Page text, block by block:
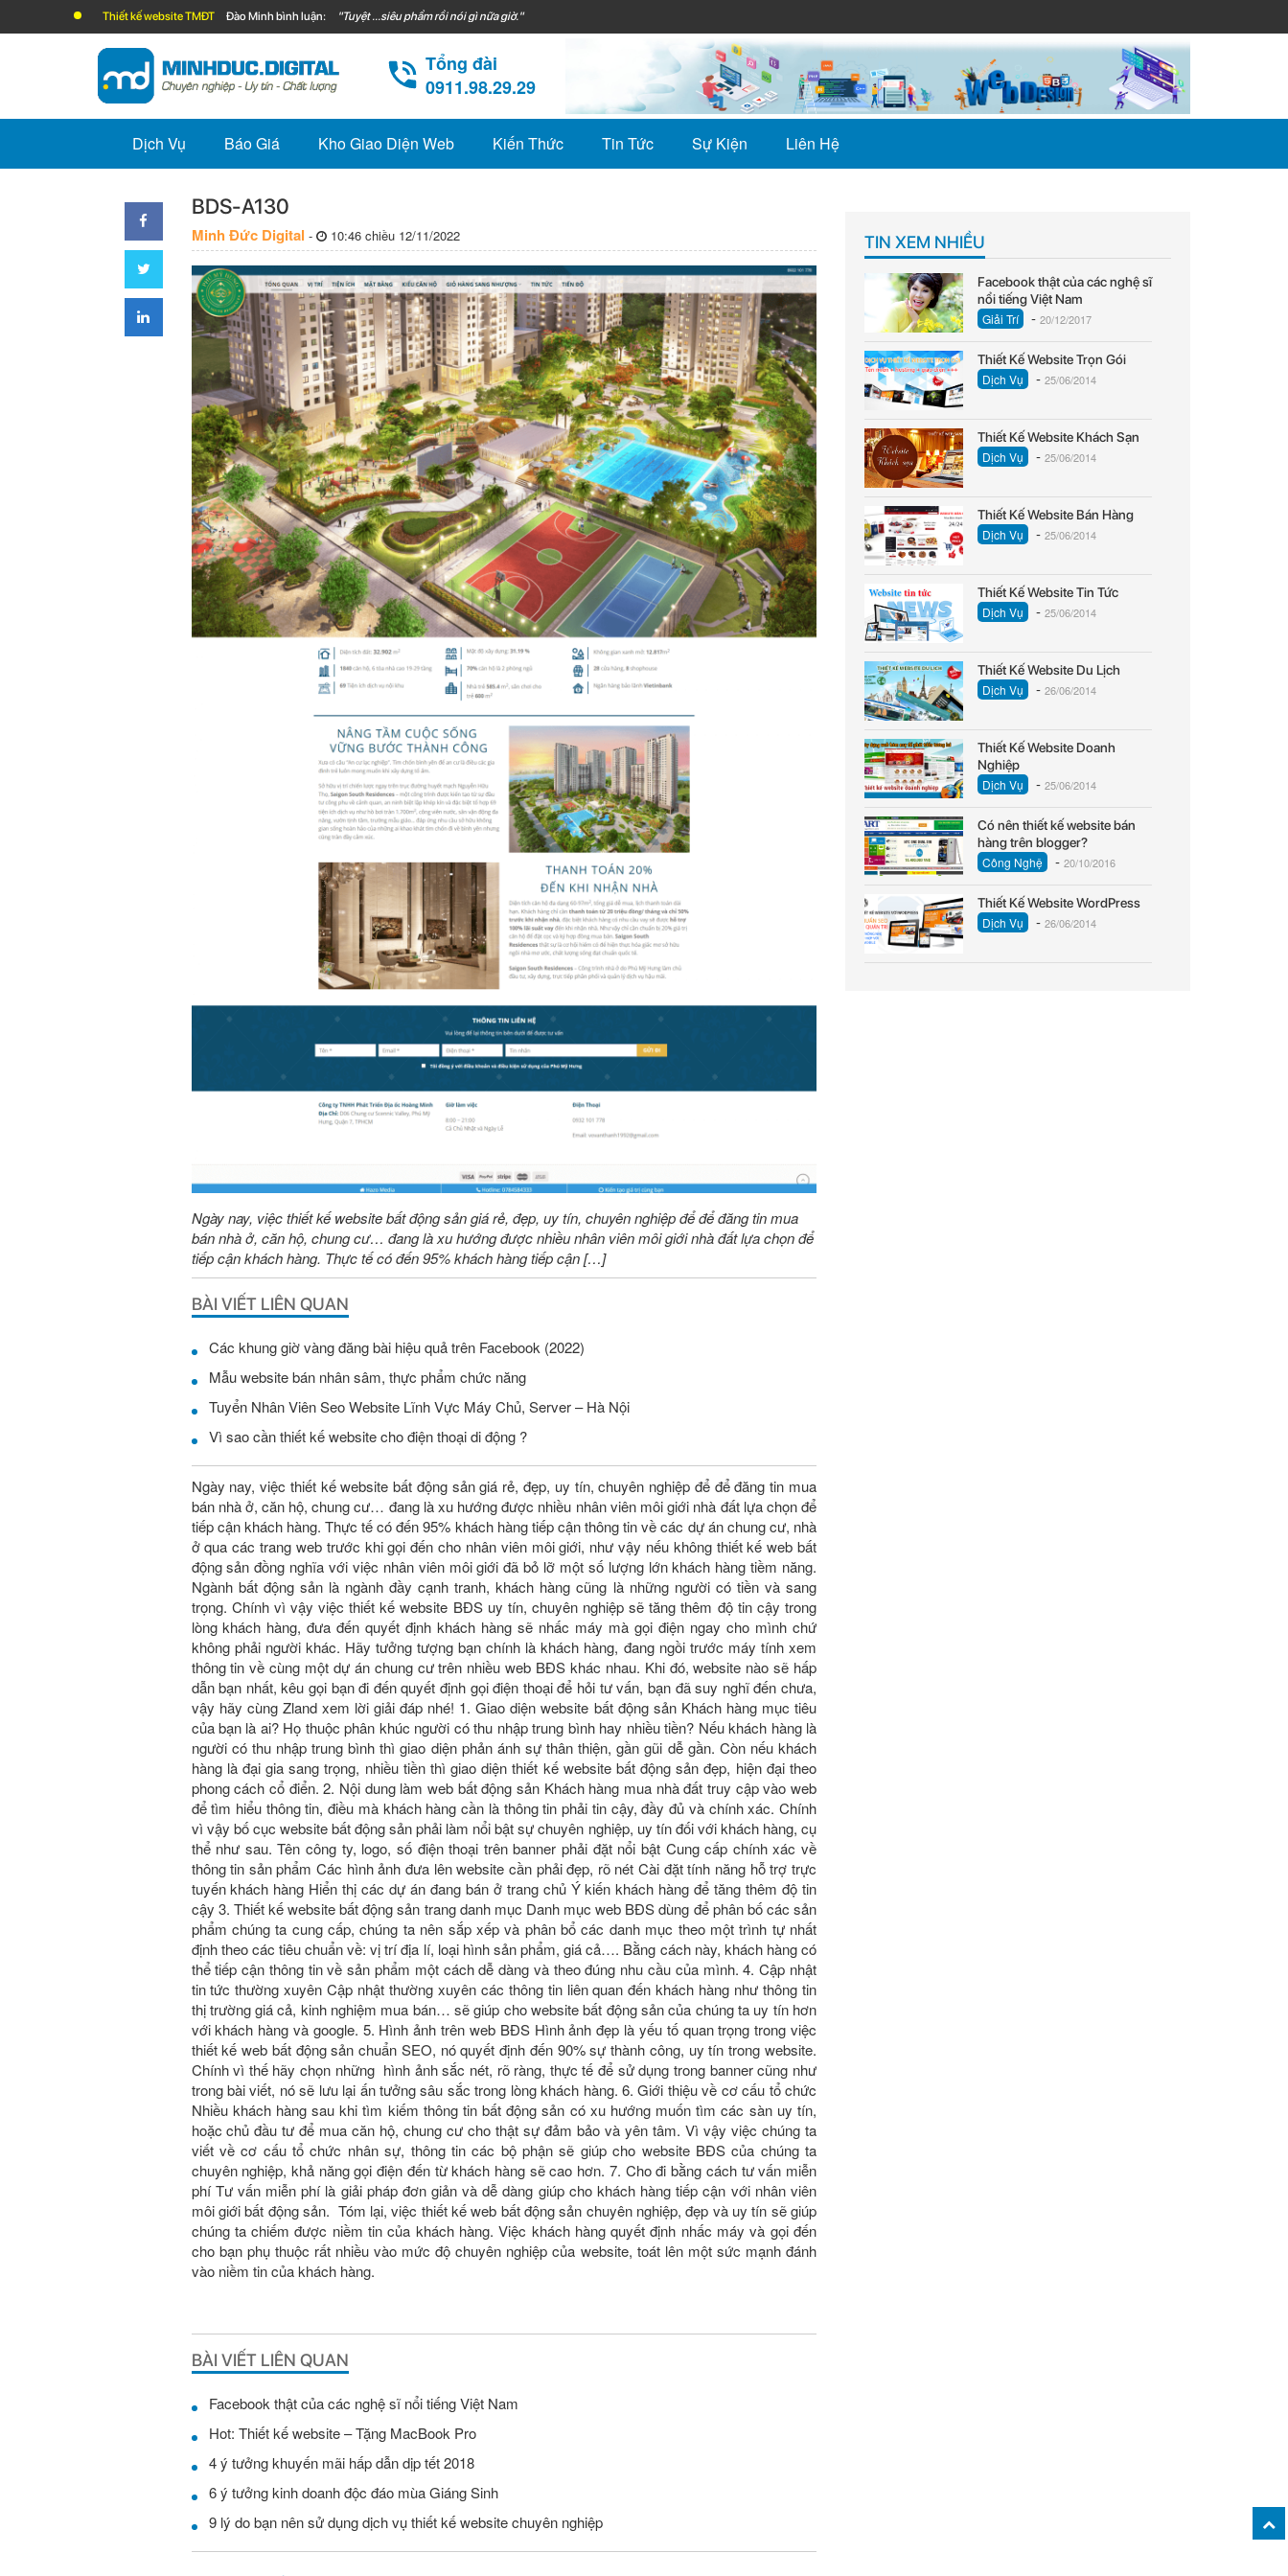
Thiết kế website TMĐT Đào Minh bình luận: "Tuyệt ...siêu phẩm rồi nói gì nữa giờ."
Tổng đài
0911.98.29.29
Dịch Vụ Báo Giá Kho Giao Diện Web Kiến Thức Tin Tức Sự Kiện Liên Hệ
BDS-A130
Minh Đức Digital - 10:46 chiều 12/11/2022
Ngày nay, việc thiết kế website bất động sản giá rẻ, đẹp, uy tín, chuyên nghiệp để để đăng tin mua
bán nhà ở, căn hộ, chung cư… đang là xu hướng được nhiều nhân viên môi giới nhà đất lựa chọn để
tiếp cận khách hàng. Thực tế có đến 95% khách hàng tiếp cận […]
BÀI VIẾT LIÊN QUAN
Các khung giờ vàng đăng bài hiệu quả trên Facebook (2022)
Mẫu website bán nhân sâm, thực phẩm chức năng
Tuyển Nhân Viên Seo Website Lĩnh Vực Máy Chủ, Server – Hà Nội
Vì sao cần thiết kế website cho điện thoại di động ?
Ngày nay, việc thiết kế website bất động sản giá rẻ, đẹp, uy tín, chuyên nghiệp để để đăng tin mua
bán nhà ở, căn hộ, chung cư… đang là xu hướng được nhiều nhân viên môi giới nhà đất lựa chọn để
tiếp cận khách hàng. Thực tế có đến 95% khách hàng tiếp cận thông tin về các dự án chung cư, nhà
ở qua các trang web trước khi gọi đến cho nhân viên môi giới, như vậy nếu không thiết kế web bất
động sản đồng nghĩa với việc nhân viên môi giới đã bỏ lỡ một số lượng lớn khách hàng tiềm năng.
Ngành bất động sản là ngành đầy cạnh tranh, khách hàng cũng là những người có tiền và sang
trọng. Chính vì vậy việc thiết kế website BĐS uy tín, chuyên nghiệp sẽ tăng thêm độ tin cậy trong
lòng khách hàng, đưa đến quyết định khách hàng sẽ nhấc máy mà gọi điện ngay cho mình chứ
không phải người khác. Hãy tưởng tượng bạn chính là khách hàng, đang ngồi trước máy tính xem
thông tin về cùng một dự án chung cư trên nhiều web BĐS khác nhau. Khi đó, website nào sẽ hấp
dẫn bạn nhất, kêu gọi bạn đi đến quyết định gọi điện thoại để hỏi tư vấn, bạn đã suy nghĩ đến chưa,
vậy hãy cùng Zland xem lời giải đáp nhé! 1. Giao diện website bất động sản Khách hàng mục tiêu
của bạn là ai? Họ thuộc phân khúc người có thu nhập trung bình hay nhiều tiền? Nếu khách hàng là
người có thu nhập trung bình thì giao diện phản ánh sự thân thiện, gần gũi dễ gần. Còn nếu khách
hàng là đại gia sang trọng, nhiều tiền thì giao diện thiết kế website bất động sản đẹp, hiện đại theo
phong cách cổ điển. 2. Nội dung làm web bất động sản Khách hàng mua nhà đất truy cập vào web
để tìm hiểu thông tin, điều mà khách hàng cần là thông tin phải tin cậy, đầy đủ và chính xác. Chính
vì vậy bố cục website bất động sản phải làm nổi bật sự chuyên nghiệp, uy tín đối với khách hàng, cụ
thể như sau. Tên công ty, logo, số điện thoại trên banner phải đặt nổi bật Cung cấp chính xác về
thông tin sản phẩm Các hình ảnh đưa lên website cần phải đẹp, rõ nét Cài đặt tính năng hỗ trợ trực
tuyến khách hàng Hiển thị các dự án đang bán ở trang chủ Ý kiến khách hàng để tăng thêm độ tin
cậy 3. Thiết kế website bất động sản trang danh mục Danh mục web BĐS dùng để phân bố các sản
phẩm chúng ta cung cấp, chúng ta nên sắp xếp và phân bổ các danh mục theo một trình tự nhất
định theo các tiêu chuẩn về: vị trí địa lí, loại hình sản phẩm, giá cả…. Bằng cách này, khách hàng có
thể tiếp cận thông tin về sản phẩm một cách dễ dàng và theo đúng nhu cầu của mình. 4. Cập nhật
tin tức thường xuyên Cập nhật thường xuyên các thông tin liên quan đến khách hàng như thông tin
thị trường giá cả, kinh nghiệm mua bán… sẽ giúp cho website bất động sản của chúng ta uy tín hơn
với khách hàng và google. 5. Hình ảnh trên web BĐS Hình ảnh đẹp là yếu tố quan trọng trong việc
thiết kế web bất động sản chuẩn SEO, nó quyết định đến 90% sự thành công, uy tín trong website.
Chính vì thế hãy chọn những hình ảnh sắc nét, rõ ràng, thực tế để sử dụng trong banner cũng như
trong bài viết, nó sẽ lưu lại ấn tưởng sâu sắc trong lòng khách hàng. 6. Giới thiệu về cơ cấu tổ chức
Nhiều khách hàng sau khi tìm kiếm thông tin bất động sản có xu hướng muốn tìm các sàn uy tín,
hoặc chủ đầu tư để mua căn hộ, chung cư cho thật sự đảm bảo và yên tâm. Vì vậy việc chúng ta
viết về cơ cấu tổ chức nhân sự, thông tin các bộ phận sẽ giúp cho website BĐS của chúng ta
chuyên nghiệp, khả năng gọi điện đến từ khách hàng sẽ cao hơn. 7. Cho đi bằng cách tư vấn miễn
phí Tư vấn miễn phí là giải pháp đơn giản và dễ dàng giúp cho khách hàng tiếp cận với nhân viên
môi giới bất động sản. Tóm lại, việc thiết kế web bất động sản chuyên nghiệp, đẹp và uy tín sẽ giúp
chúng ta chiếm được niềm tin của khách hàng. Việc khách hàng quyết định nhấc máy và gọi đến
cho bạn phụ thuộc rất nhiều vào mức độ chuyên nghiệp của website, toát lên một sức mạnh đánh
vào niềm tin của khách hàng.
BÀI VIẾT LIÊN QUAN
Facebook thật của các nghệ sĩ nổi tiếng Việt Nam
Hot: Thiết kế website – Tặng MacBook Pro
4 ý tưởng khuyến mãi hấp dẫn dịp tết 2018
6 ý tưởng kinh doanh độc đáo mùa Giáng Sinh
9 lý do bạn nên sử dụng dịch vụ thiết kế website chuyên nghiệp
TIN XEM NHIỀU
Facebook thật của các nghệ sĩ
nổi tiếng Việt Nam
Giải Trí - 20/12/2017
Thiết Kế Website Trọn Gói
Dịch Vụ - 25/06/2014
Thiết Kế Website Khách Sạn
Dịch Vụ - 25/06/2014
Thiết Kế Website Bán Hàng
Dịch Vụ - 25/06/2014
Thiết Kế Website Tin Tức
Dịch Vụ - 25/06/2014
Thiết Kế Website Du Lịch
Dịch Vụ - 26/06/2014
Thiết Kế Website Doanh
Nghiệp
Dịch Vụ - 25/06/2014
Có nên thiết kế website bán
hàng trên blogger?
Công Nghệ - 20/10/2016
Thiết Kế Website WordPress
Dịch Vụ - 26/06/2014